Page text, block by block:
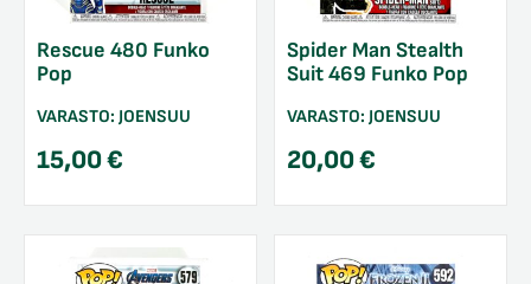
Rescue 480 Funko
Pop
VARASTO: JOENSUU
15,00€
Spider Man Stealth
Suit 469 Funko Pop
VARASTO: JOENSUU
20,00€